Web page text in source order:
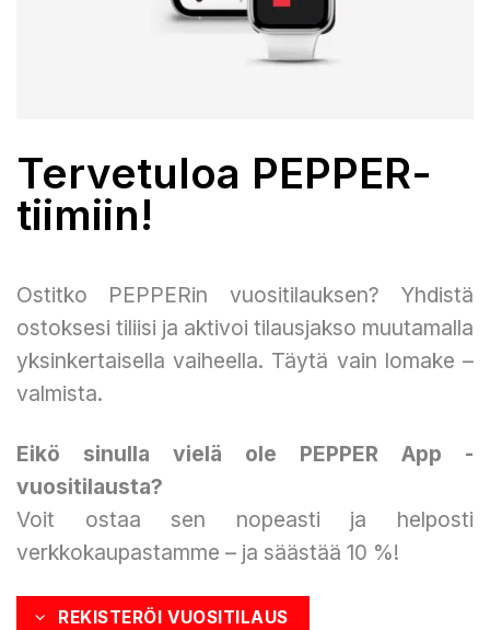
Tervetuloa PEPPER-
tiimiin!
Ostitko PEPPERin vuositilauksen? Yhdistä
ostoksesi tiliisi ja aktivoi tilausjakso muutamalla
yksinkertaisella vaiheella. Täytä vain lomake –
valmista.
Eikö sinulla vielä ole PEPPER App -
vuositilausta?
Voit ostaa sen nopeasti ja helposti
verkkokaupastamme – ja säästää 10 %!
REKISTERÖI VUOSITILAUS